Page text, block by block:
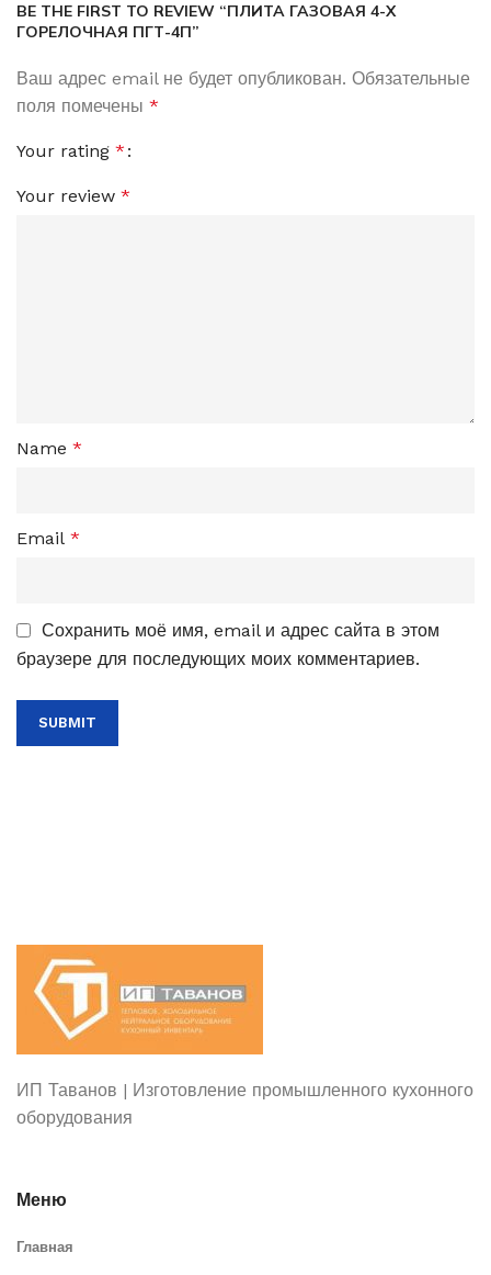
BE THE FIRST TO REVIEW “ПЛИТА ГАЗОВАЯ 4-Х
ГОРЕЛОЧНАЯ ПГТ-4П”
Ваш адрес email не будет опубликован. Обязательные
поля помечены *
Your rating *
Your review *
Name *
Email *
Сохранить моё имя, email и адрес сайта в этом
браузере для последующих моих комментариев.
ИП Таванов | Изготовление промышленного кухонного
оборудования
Меню
Главная